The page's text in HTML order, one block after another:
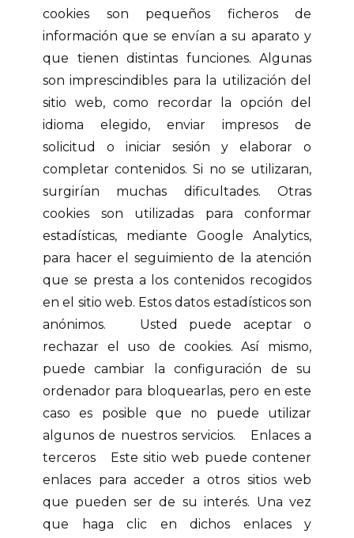
cookies son pequeños ficheros de
información que se envían a su aparato y
que tienen distintas funciones. Algunas
son imprescindibles para la utilización del
sitio web, como recordar la opción del
idioma elegido, enviar impresos de
solicitud o iniciar sesión y elaborar o
completar contenidos. Si no se utilizaran,
surgirían muchas dificultades. Otras
cookies son utilizadas para conformar
estadísticas, mediante Google Analytics,
para hacer el seguimiento de la atención
que se presta a los contenidos recogidos
en el sitio web. Estos datos estadísticos son
anónimos. Usted puede aceptar o
rechazar el uso de cookies. Así mismo,
puede cambiar la configuración de su
ordenador para bloquearlas, pero en este
caso es posible que no puede utilizar
algunos de nuestros servicios. Enlaces a
terceros Este sitio web puede contener
enlaces para acceder a otros sitios web
que pueden ser de su interés. Una vez
que haga clic en dichos enlaces y